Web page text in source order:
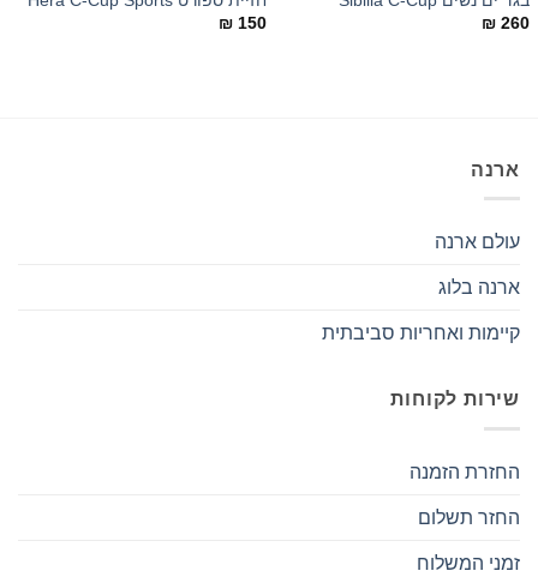
₪ 260
₪ 150
ארנה
עולם ארנה
ארנה בלוג
קיימות ואחריות סביבתית
שירות לקוחות
החזרת הזמנה
החזר תשלום
זמני המשלוח